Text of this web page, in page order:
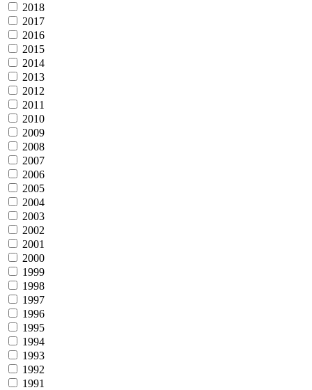
2018
2017
2016
2015
2014
2013
2012
2011
2010
2009
2008
2007
2006
2005
2004
2003
2002
2001
2000
1999
1998
1997
1996
1995
1994
1993
1992
1991